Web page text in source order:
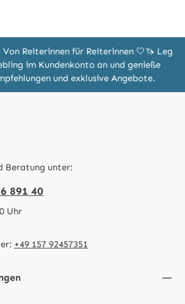
Von Reiterinnen für Reiterinnen 🤍🦄 Leg
im Kundenkonto an und genieße
und exklusive Angebote.
Beratung unter:
891 40
Uhr
+49 157 92457351